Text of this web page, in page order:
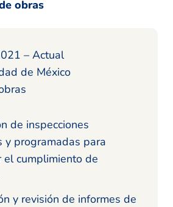
obras
– Actual
de México
de inspecciones
y programadas para
el cumplimiento de
y revisión de informes de